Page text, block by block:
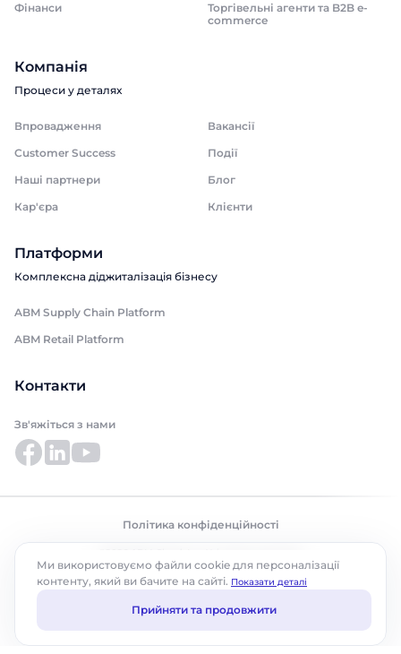
Фінанси
Торгівельні агенти та B2B e-
commerce
Компанія
Процеси у деталях
Впровадження
Вакансії
Customer Success
Події
Наші партнери
Блог
Кар'єра
Клієнти
Платформи
Комплексна діджиталізація бізнесу
ABM Supply Chain Platform
ABM Retail Platform
Контакти
Зв'яжіться з нами
Політика конфіденційності
Ми використовуємо файли cookie для персоналізації
контенту, який ви бачите на сайті. Показати деталі
Прийняти та продовжити